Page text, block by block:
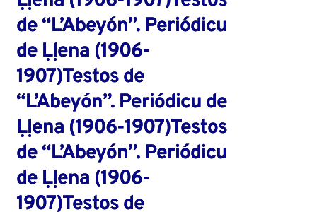
de “L’Abeyón”. Periódicu
de Ḷḷena (1906-
1907)Testos de
“L’Abeyón”. Periódicu de
Ḷḷena (1906-1907)Testos
de “L’Abeyón”. Periódicu
de Ḷḷena (1906-
1907)Testos de